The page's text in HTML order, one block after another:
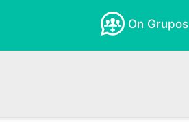
On Grupos